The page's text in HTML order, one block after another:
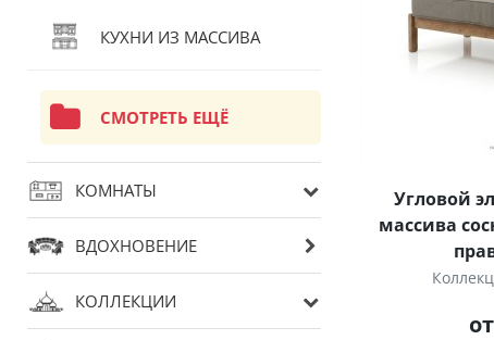
Угловой
массива
КУХНИ ИЗ МАССИВА
СМОТРЕТЬ ЕЩЁ
КОЛЛЕКЦИИ
КОМНАТЫ
ВДОХНОВЕНИЕ